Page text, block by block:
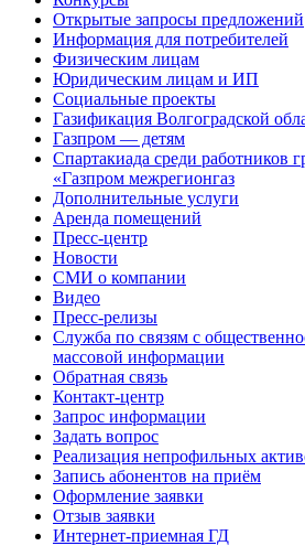
Открытые запросы предложений
Информация для потребителей
Физическим лицам
Юридическим лицам и ИП
Социальные проекты
Газификация Волгоградской
Газпром — детям
Спартакиада среди
«Газпром межрегионгаз
Дополнительные услуги
Аренда помещений
Пресс-центр
Новости
СМИ о компании
Видео
Пресс-релизы
Служба по связям с
массовой информации
Обратная связь
Контакт-центр
Запрос информации
Задать вопрос
Реализация непрофильных
Запись абонентов на приём
Оформление заявки
Отзыв заявки
Интернет-приемная ГД